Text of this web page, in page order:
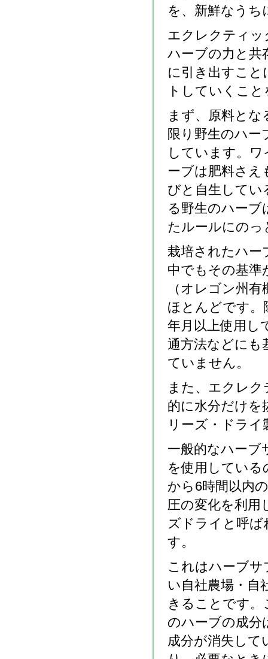
を、新鮮なうち
エクレクティッ
ハーブの力と共
に引き出すこと
トしていくこ
まず、原料と
限り野生のハー
しています。
ーブは肥料さえ
びと自生してい
る野生のハーブ
たルールにの
栽培されたハー
中でもその基
（オレゴン州
ほとんどです。
年月以上使用し
通方法などにも
ていません。
また、エクレ
的に水分だけを
リーズ・ドラ
一般的なハーブ
を使用してい
から6時間以内
圧の変化を利用
ズドライと呼ば
す。
これはハーブ
い自社農場・自
きることです
のハーブの成分
成分が消失して